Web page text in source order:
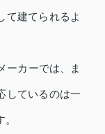
て建てられるよ
ーカーでは、ま
しているのは一